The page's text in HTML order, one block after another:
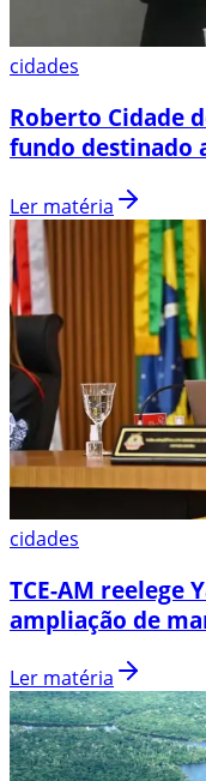
cidades
Roberto Cidade
fundo destinado
Ler matéria
cidades
TCE-AM reelege
ampliação de
Ler matéria